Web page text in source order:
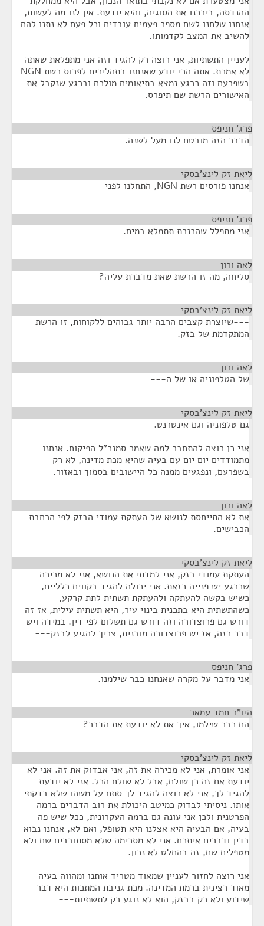
ההנדסה, ביררנו את הסוגיה, והיא יודעת. אין לנו מה לעשות,
אנחנו שלחנו לשם מספר פעמים עובדים וכל פעם לא נתנו להם
להשיב את המצב לקדמותו.
לעניין התשתיות, אני רוצה רק להגיד וזה אני מתפלאת שאתה
לא אמרת. אתה הרי יודע שאנחנו בתהליכים לפרוס רשת NGN
בשפרעם וזה כרגע נמצא בתיאומים מולכם וברגע שנקבל את
האישורים הרשת שם תיפרס.
פרג' חניפס
הדבר הזה מובטח לנו מעל לשנה.
ליאת זק לינצ'בסקי
אנחנו פורסים רשת NGN, התחלנו לפני---
פרג' חניפס
אני מתפלל שהכנרת תתמלא במים.
לאה ורון
סליחה, מה זו הרשת שאת מדברת עליה?
ליאת זק לינצ'בסקי
---שיוצרת קצבים הרבה יותר גבוהים ללקוחות, זו הרשת
המתקדמת של בזק.
לאה ורון
של הטלפוניה או של ה---
ליאת זק לינצ'בסקי
גם טלפוניה וגם אינטרנט.
אני כן רוצה להתחבר למה שאמר סמנכ"ל הפיקוח. אנחנו
מתמודדים יום יום עם בעיה שהיא מכת מדינה, לא רק
בשפרעם, ונפגעים ממנה כל היישובים בסמוך ובאזור.
לאה ורון
את לא התייחסת לנושא של העתקת עמודי הבזק לפי הרחבת
הכבישים.
ליאת זק לינצ'בסקי
העתקת עמודי בזק, אני למדתי את הנושא, אני לא מכירה
שכרגע יש פנייה כזאת. אני יכולה להגיד בקווים כלליים,
כשיש בקשה להעתקה ולהעתקת תשתית לתת קרקע,
כשהתשתית היא בתכנית בינוי עיר, היא תשתית עילית, אז זה
דורש גם פרוצדורה וזה דורש גם תשלום לפי דין. במידה ויש
דבר כזה, אז יש פרוצדורה מובנית, צריך להגיע לבזק---
פרג' חניפס
אני מדבר על מקרה שאנחנו כבר שילמנו.
היו"ר חמד עמאר
הם כבר שילמו, איך את לא יודעת את הדבר?
ליאת זק לינצ'בסקי
אני אומרת, אני לא מכירה את זה, אני אבדוק את זה. אני לא
יודעת אם זה כן שולם, אבל לא שולם הכל. אני לא יודעת
להגיד לך, אני לא רוצה להגיד לך סתם על משהו שלא בדקתי
אותו. ניסיתי לבדוק כמיטב היכולת את רוב הדברים ברמה
הפרטנית ולכן אני עונה גם ברמה העקרונית, ככל שיש פה
בעיה, אם הבעיה היא אצלנו היא תטופל, ואם לא, אנחנו נבוא
בדין ודברים איתכם. אני לא מסכימה שלא מסתובבים שם ולא
מטפלים שם, זה בהחלט לא נכון.
אני רוצה לחזור לעניין שמאוד מטריד אותנו ומהווה בעיה
מאוד רצינית ברמת המדינה. מכת גניבת המתכות היא דבר
שידוע ולא רק בבזק, הוא לא נוגע רק לתשתיות---